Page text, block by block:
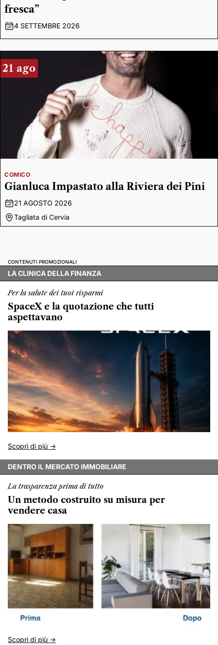
fresca”
4 SETTEMBRE 2026
21 ago
COMICO
Gianluca Impastato alla Riviera dei Pini
21 AGOSTO 2026
Tagliata di Cervia
CONTENUTI PROMOZIONALI
LA CLINICA DELLA FINANZA
Per la salute dei tuoi risparmi
SpaceX e la quotazione che tutti
aspettavano
Scopri di più ->
DENTRO IL MERCATO IMMOBILIARE
La trasparenza prima di tutto
Un metodo costruito su misura per
vendere casa
Scopri di più ->